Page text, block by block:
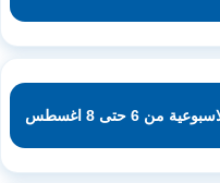
6 حتى 8 اغسطس